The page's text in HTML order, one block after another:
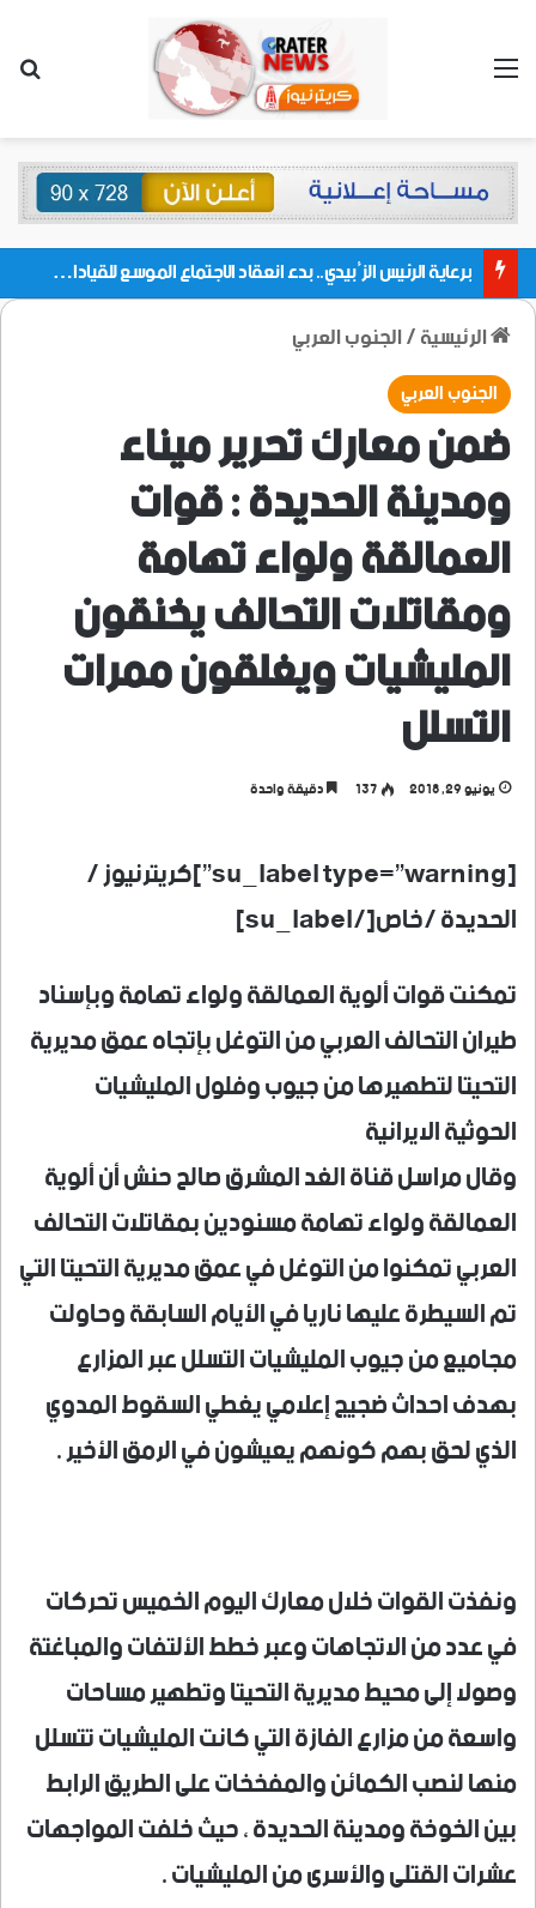
القائمة
برعاية الرئيس الزُبيدي.. بدء انعقاد الاجتماع الموسع للقيادات المحلية بالعاصمة ولمديريات وكتل مجلس العموم ومنسقيات الجامعة بالعاصمة عدن
الرئيسية/الجنوب العربي
الجنوب العربي
ضمن معارك تحرير ميناء
ومدينة الحديدة : قوات
العمالقة ولواء تهامة
ومقاتلات التحالف يخنقون
المليشيات ويغلقون ممرات
التسلل
يونيو 29, 2018 137 دقيقة واحدة
[su_label type=”warning”]كريترنيوز /
الحديدة /خاص[/su_label]
تمكنت قوات ألوية العمالقة ولواء تهامة وبإسناد
طيران التحالف العربي من التوغل بإتجاه عمق مديرية
التحيتا لتطهيرها من جيوب وفلول المليشيات
الحوثية الايرانية
وقال مراسل قناة الغد المشرق صالح حنش أن ألوية
العمالقة ولواء تهامة مسنودين بمقاتلات التحالف
العربي تمكنوا من التوغل في عمق مديرية التحيتا التي
تم السيطرة عليها ناريا في الأيام السابقة وحاولت
مجاميع من جيوب المليشيات التسلل عبر المزارع
بهدف احداث ضجيج إعلامي يغطي السقوط المدوي
الذي لحق بهم كونهم يعيشون في الرمق الأخير .
ونفذت القوات خلال معارك اليوم الخميس تحركات
في عدد من الاتجاهات وعبر خطط الألتفات والمباغتة
وصولا إلى محيط مديرية التحيتا وتطهير مساحات
واسعة من مزارع الفازة التي كانت المليشيات تتسلل
منها لنصب الكمائن والمفخخات على الطريق الرابط
بين الخوخة ومدينة الحديدة ، حيث خلفت المواجهات
عشرات القتلى والأسرى من المليشيات .